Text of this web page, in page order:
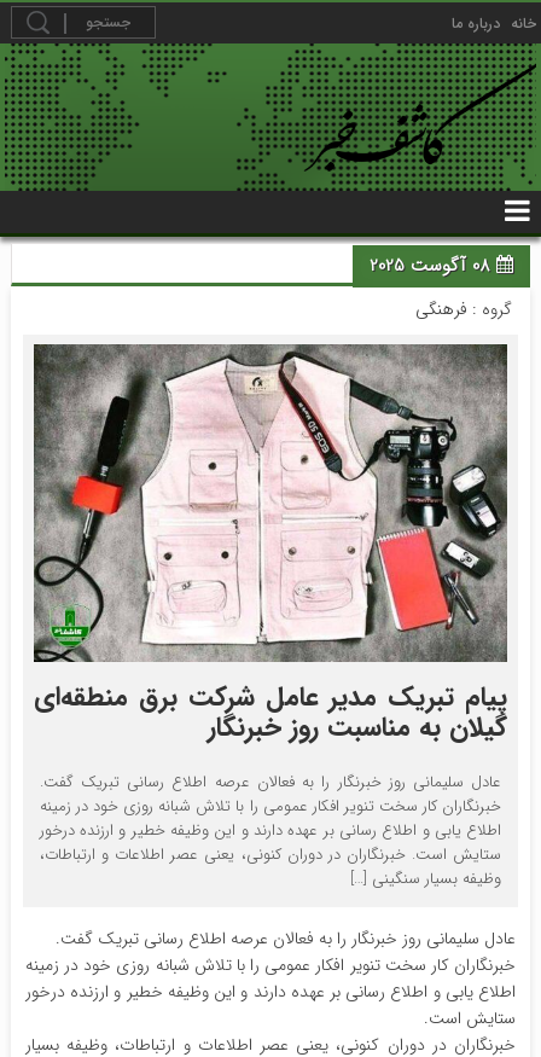
خانه درباره ما
08 آگوست 2025
گروه : فرهنگی
پیام تبریک مدیر عامل شرکت برق منطقه‌ای
گیلان به مناسبت روز خبرنگار
عادل سلیمانی روز خبرنگار را به فعالان عرصه اطلاع رسانی تبریک گفت.
خبرنگاران کار سخت تنویر افکار عمومی را با تلاش شبانه روزی خود در زمینه
اطلاع یابی و اطلاع رسانی بر عهده دارند و این وظیفه خطیر و ارزنده درخور
ستایش است. خبرنگاران در دوران کنونی، یعنی عصر اطلاعات و ارتباطات،
وظیفه بسیار سنگینی […]
عادل سلیمانی روز خبرنگار را به فعالان عرصه اطلاع رسانی تبریک گفت.
خبرنگاران کار سخت تنویر افکار عمومی را با تلاش شبانه روزی خود در زمینه
اطلاع یابی و اطلاع رسانی بر عهده دارند و این وظیفه خطیر و ارزنده درخور
ستایش است.
خبرنگاران در دوران کنونی، یعنی عصر اطلاعات و ارتباطات، وظیفه بسیار